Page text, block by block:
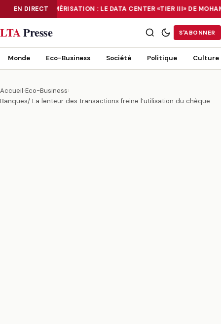
EN DIRECTNUMÉRISATION : LE DATA CENTER «TIER III» DE
NUMÉRISATION : LE DATA CENTER «TIER III» DE MOHAMMADIA, UN
LTAPresse S'ABONNER
Monde Eco-Business Société Politique Culture
Accueil›Eco-Business›
Banques/ La lenteur des transactions freine l’utilisation du chèque